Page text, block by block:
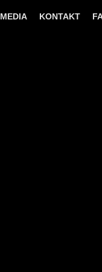
MEDIA KONTAKT